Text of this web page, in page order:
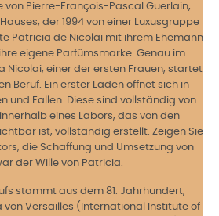
von Pierre-François-Pascal Guerlain,
der 1994 von einer Luxusgruppe
Patricia de Nicolai mit ihrem Ehemann
eigene Parfümsmarke. Genau im
Nicolai, einer der ersten Frauen, startet
Beruf. Ein erster Laden öffnet sich in
und Fallen. Diese sind vollständig von
eines Labors, das von den
ist, vollständig erstellt. Zeigen Sie
die Schaffung und Umsetzung von
der Wille von Patricia.
stammt aus dem 81. Jahrhundert,
von Versailles (International Institute of